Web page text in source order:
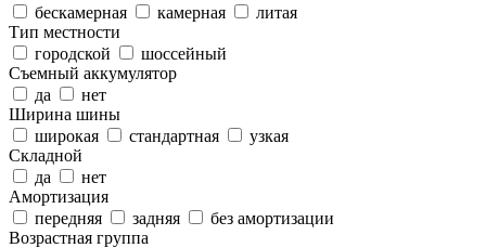
бескамерная
камерная
литая
Тип местности
городской
шоссейный
Съемный аккумулятор
да
нет
Ширина шины
широкая
стандартная
узкая
Складной
да
нет
Амортизация
передняя
задняя
без амортизации
Возрастная группа